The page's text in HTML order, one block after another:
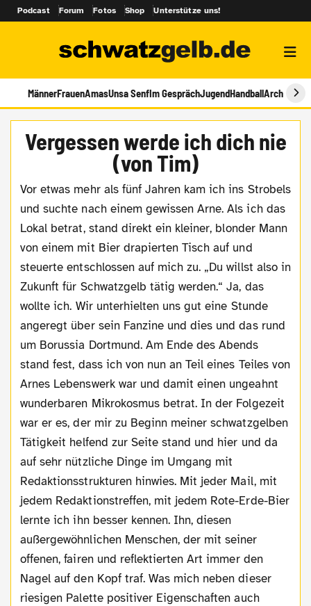
Podcast Forum Fotos Shop Unterstütze uns!
MännerFrauenAmasUnsa SenfIm GesprächJugendHandballArchiv
Vergessen werde ich dich nie
(von Tim)
Vor etwas mehr als fünf Jahren kam ich ins Strobels
und suchte nach einem gewissen Arne. Als ich das
Lokal betrat, stand direkt ein kleiner, blonder Mann
von einem mit Bier drapierten Tisch auf und
steuerte entschlossen auf mich zu. „Du willst also in
Zukunft für Schwatzgelb tätig werden.“ Ja, das
wollte ich. Wir unterhielten uns gut eine Stunde
angeregt über sein Fanzine und dies und das rund
um Borussia Dortmund. Am Ende des Abends
stand fest, dass ich von nun an Teil eines Teiles von
Arnes Lebenswerk war und damit einen ungeahnt
wunderbaren Mikrokosmus betrat. In der Folgezeit
war er es, der mir zu Beginn meiner schwatzgelben
Tätigkeit helfend zur Seite stand und hier und da
auf sehr nützliche Dinge im Umgang mit
Redaktionsstrukturen hinwies. Mit jeder Mail, mit
jedem Redaktionstreffen, mit jedem Rote-Erde-Bier
lernte ich ihn besser kennen. Ihn, diesen
außergewöhnlichen Menschen, der mit seiner
offenen, fairen und reflektierten Art immer den
Nagel auf den Kopf traf. Was mich neben dieser
riesigen Palette positiver Eigenschaften auch